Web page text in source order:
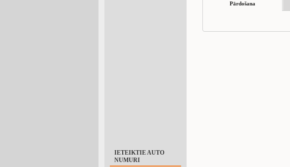
IETEIKTIE AUTO
NUMURI
Pārdošana